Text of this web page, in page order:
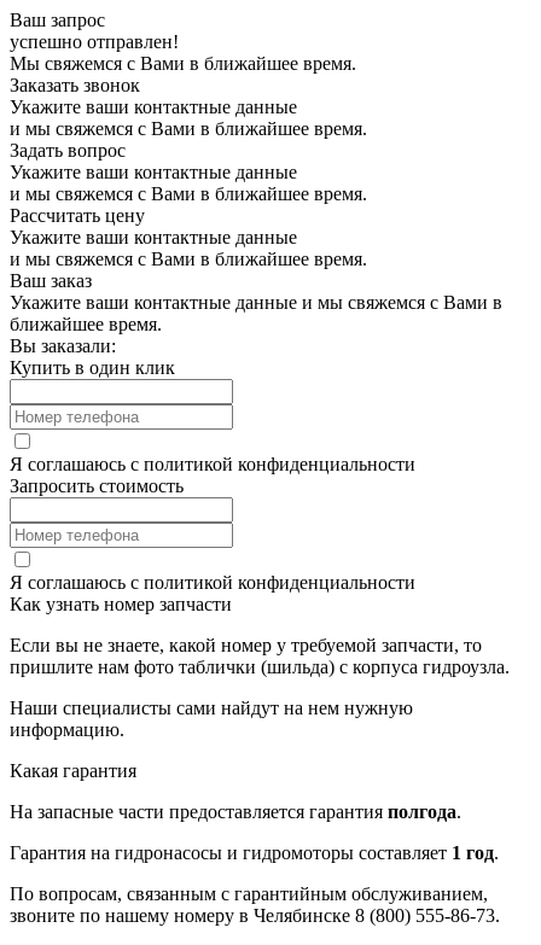
Ваш запрос
успешно отправлен!
Мы свяжемся с Вами в ближайшее время.
Заказать звонок
Укажите ваши контактные данные
и мы свяжемся с Вами в ближайшее время.
Задать вопрос
Укажите ваши контактные данные
и мы свяжемся с Вами в ближайшее время.
Рассчитать цену
Укажите ваши контактные данные
и мы свяжемся с Вами в ближайшее время.
Ваш заказ
Укажите ваши контактные данные и мы свяжемся с Вами в
ближайшее время.
Вы заказали:
Купить в один клик
Я соглашаюсь с политикой конфиденциальности
Запросить стоимость
Я соглашаюсь с политикой конфиденциальности
Как узнать номер запчасти
Если вы не знаете, какой номер у требуемой запчасти, то
пришлите нам фото таблички (шильда) с корпуса гидроузла.
Наши специалисты сами найдут на нем нужную
информацию.
Какая гарантия
На запасные части предоставляется гарантия полгода.
Гарантия на гидронасосы и гидромоторы составляет 1 год.
По вопросам, связанным с гарантийным обслуживанием,
звоните по нашему номеру в Челябинске 8 (800) 555-86-73.